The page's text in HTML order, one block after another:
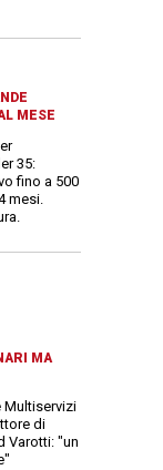
MESE
35:
fino a 500
mesi.
MA
Multiservizi
di
Varotti: "un